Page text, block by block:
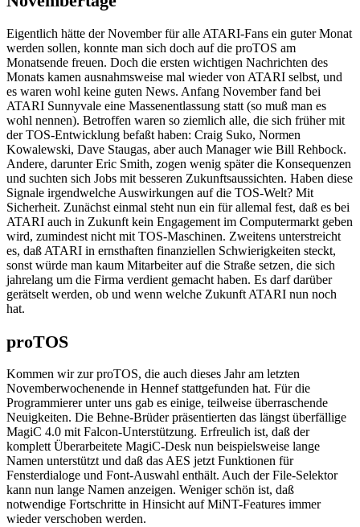
Eigentlich hätte der November für alle ATARI-Fans ein guter Monat
werden sollen, konnte man sich doch auf die proTOS am
Monatsende freuen. Doch die ersten wichtigen Nachrichten des
Monats kamen ausnahmsweise mal wieder von ATARI selbst, und
es waren wohl keine guten News. Anfang November fand bei
ATARI Sunnyvale eine Massenentlassung statt (so muß man es
wohl nennen). Betroffen waren so ziemlich alle, die sich früher mit
der TOS-Entwicklung befaßt haben: Craig Suko, Normen
Kowalewski, Dave Staugas, aber auch Manager wie Bill Rehbock.
Andere, darunter Eric Smith, zogen wenig später die Konsequenzen
und suchten sich Jobs mit besseren Zukunftsaussichten. Haben diese
Signale irgendwelche Auswirkungen auf die TOS-Welt? Mit
Sicherheit. Zunächst einmal steht nun ein für allemal fest, daß es bei
ATARI auch in Zukunft kein Engagement im Computermarkt geben
wird, zumindest nicht mit TOS-Maschinen. Zweitens unterstreicht
es, daß ATARI in ernsthaften finanziellen Schwierigkeiten steckt,
sonst würde man kaum Mitarbeiter auf die Straße setzen, die sich
jahrelang um die Firma verdient gemacht haben. Es darf darüber
gerätselt werden, ob und wenn welche Zukunft ATARI nun noch
hat.
proTOS
Kommen wir zur proTOS, die auch dieses Jahr am letzten
Novemberwochenende in Hennef stattgefunden hat. Für die
Programmierer unter uns gab es einige, teilweise überraschende
Neuigkeiten. Die Behne-Brüder präsentierten das längst überfällige
MagiC 4.0 mit Falcon-Unterstützung. Erfreulich ist, daß der
komplett Überarbeitete MagiC-Desk nun beispielsweise lange
Namen unterstützt und daß das AES jetzt Funktionen für
Fensterdialoge und Font-Auswahl enthält. Auch der File-Selektor
kann nun lange Namen anzeigen. Weniger schön ist, daß
notwendige Fortschritte in Hinsicht auf MiNT-Features immer
wieder verschoben werden.